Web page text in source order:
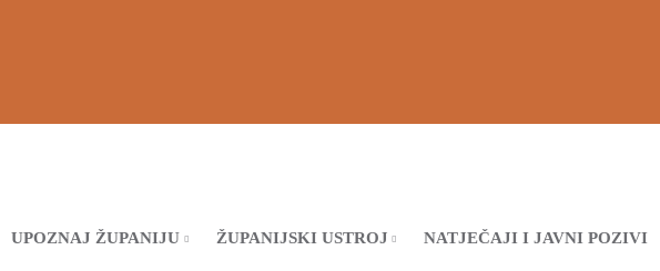
UPOZNAJ ŽUPANIJU ŽUPANIJSKI USTROJ NATJEČAJI I JAVNI POZIVI